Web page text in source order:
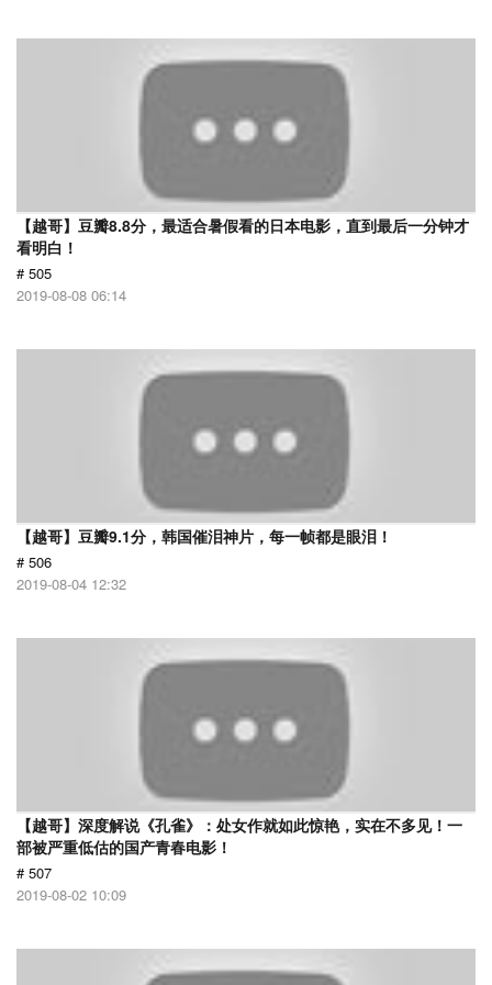
【越哥】豆瓣8.8分，最适合暑假看的日本电影，直到最后一分钟才
看明白！
# 505
2019-08-08 06:14
【越哥】豆瓣9.1分，韩国催泪神片，每一帧都是眼泪！
# 506
2019-08-04 12:32
【越哥】深度解说《孔雀》：处女作就如此惊艳，实在不多见！一
部被严重低估的国产青春电影！
# 507
2019-08-02 10:09